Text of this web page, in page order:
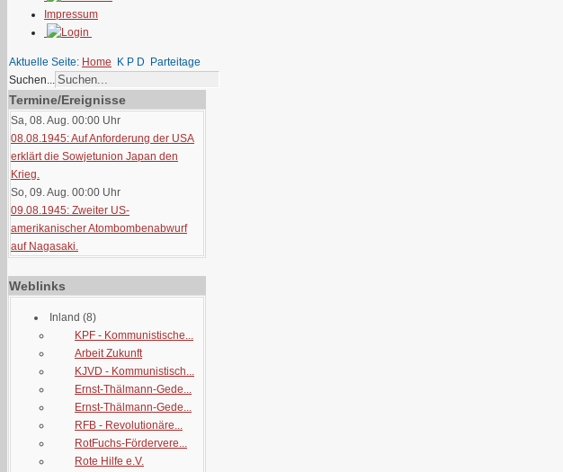
Impressum
Aktuelle Seite: Home K P D
Parteitage
Suchen...
Termine/Ereignisse
Sa, 08. Aug. 00:00 Uhr
08.08.1945: Auf Anforderung der USA
erklärt die Sowjetunion Japan den
Krieg.
So, 09. Aug. 00:00 Uhr
09.08.1945: Zweiter US-
amerikanischer Atombombenabwurf
auf Nagasaki.
Weblinks
Inland (8)
KPF - Kommunistische...
Arbeit Zukunft
KJVD - Kommunistisch...
Ernst-Thälmann-Gede...
Ernst-Thälmann-Gede...
RFB - Revolutionäre...
RotFuchs-Fördervere...
Rote Hilfe e.V.